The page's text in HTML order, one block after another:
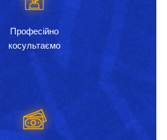
Професійно
косультаємо